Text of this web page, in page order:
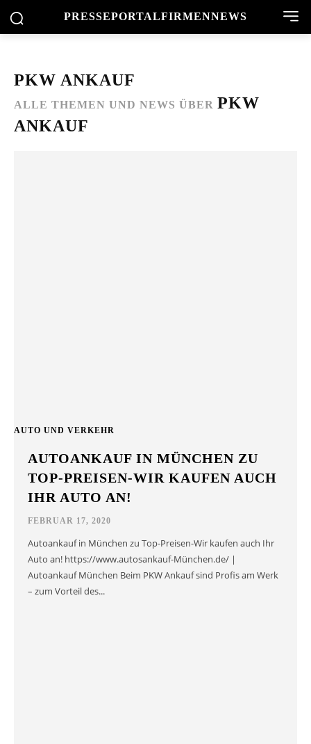
PRESSEPORTALFIRMENNEWS
PKW ANKAUF
ALLE THEMEN UND NEWS ÜBER PKW
ANKAUF
AUTO UND VERKEHR
AUTOANKAUF IN MÜNCHEN ZU
TOP-PREISEN-WIR KAUFEN AUCH
IHR AUTO AN!
FEBRUAR 17, 2020
Autoankauf in München zu Top-Preisen-Wir kaufen auch Ihr
Auto an! https://www.autosankauf-München.de/ |
Autoankauf München Beim PKW Ankauf sind Profis am Werk
– zum Vorteil des...